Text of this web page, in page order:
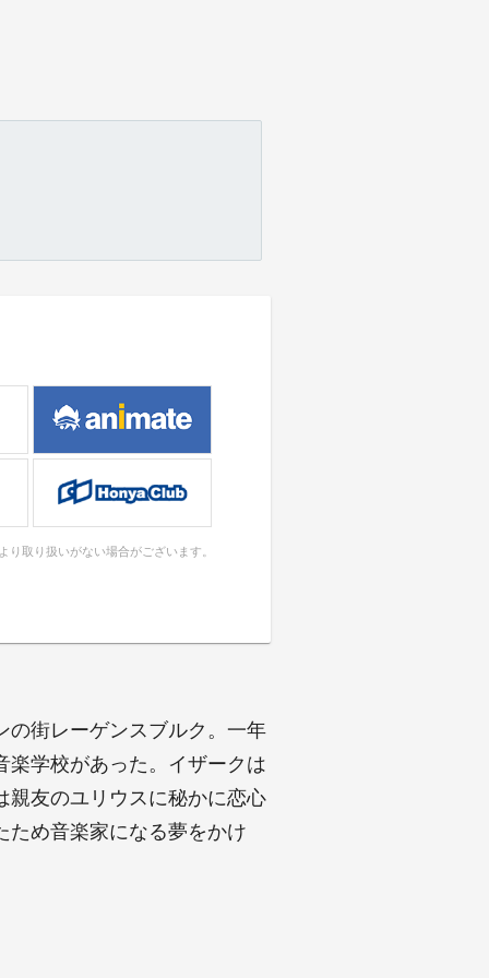
り取り扱いがない場合がございます。
の街レーゲンスブルク。一年
楽学校があった。イザークは
親友のユリウスに秘かに恋心
ため音楽家になる夢をかけ